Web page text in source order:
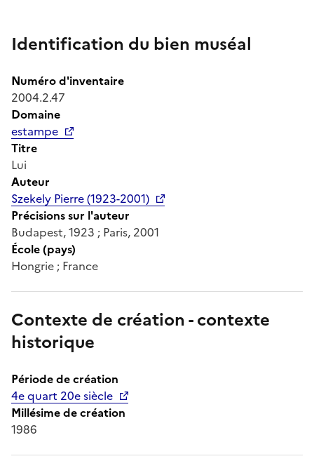
Identification du bien muséal
Numéro d'inventaire
2004.2.47
Domaine
estampe
Titre
Lui
Auteur
Szekely Pierre (1923-2001)
Précisions sur l'auteur
Budapest, 1923 ; Paris, 2001
École (pays)
Hongrie ; France
Contexte de création - contexte
historique
Période de création
4e quart 20e siècle
Millésime de création
1986